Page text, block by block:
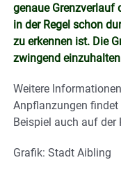
genaue Grenzverlauf
in der Regel schon
zu erkennen ist. Die
zwingend
Weitere
Anpflanzungen
Beispiel auch auf der
Grafik: Stadt Aibling